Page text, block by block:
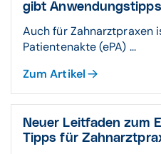
gibt Anwendungstipps
Auch für Zahnarztpraxen
Patientenakte (ePA) ...
Zum Artikel
Neuer Leitfaden zum
Tipps für